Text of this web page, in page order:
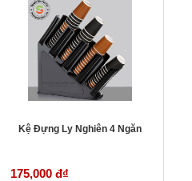
Kệ Đựng Ly Nghiên 4 Ngăn
175,000 đ₫